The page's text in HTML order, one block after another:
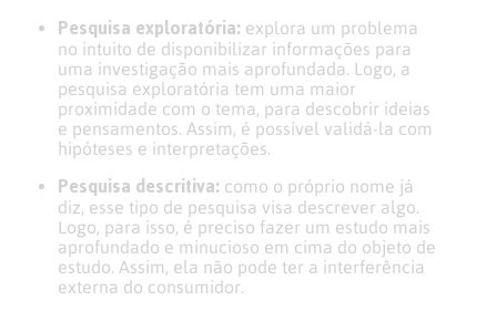
Pesquisa exploratória: explora um problema
no intuito de disponibilizar informações para
uma investigação mais aprofundada. Logo, a
pesquisa exploratória tem uma maior
proximidade com o tema, para descobrir ideias
e pensamentos. Assim, é possível validá-la com
hipóteses e interpretações.
Pesquisa descritiva: como o próprio nome já
diz, esse tipo de pesquisa visa descrever algo.
Logo, para isso, é preciso fazer um estudo mais
aprofundado e minucioso em cima do objeto de
estudo. Assim, ela não pode ter a interferência
externa do consumidor.